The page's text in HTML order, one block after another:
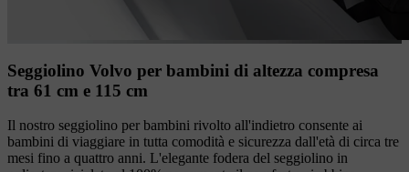
Seggiolino Volvo per bambini di altezza compresa
tra 61 cm e 115 cm
Il nostro seggiolino per bambini rivolto all'indietro consente ai
bambini di viaggiare in tutta comodità e sicurezza dall'età di circa tre
mesi fino a quattro anni. L'elegante fodera del seggiolino in